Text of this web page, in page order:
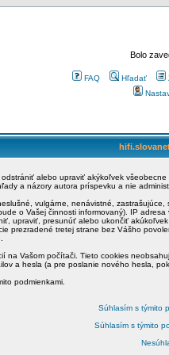
Bolo
FAQ Hľadať
alebo upraviť akýkoľvek
a názory autora príspevku a nie
vulgárne, nenávistné,
o Vašej činnosti informovaný). IP
upraviť, presunúť alebo ukončiť
prezradené tretej strane bez Vášho
na Vašom počítači. Tieto cookies
a hesla (a pre poslanie nového hesla,
podmienkami.
Súhlasím s týmito
Súhlasím s týmito